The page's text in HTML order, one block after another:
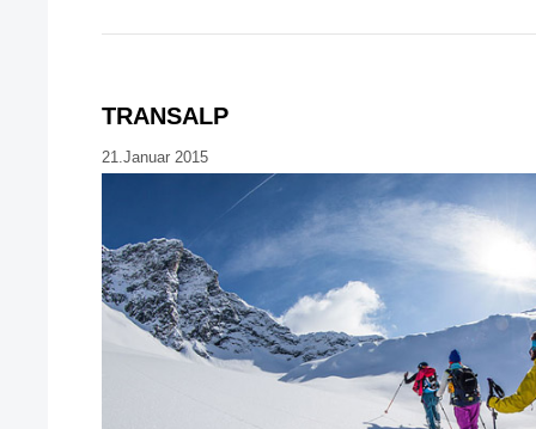
TRANSALP
21.Januar 2015